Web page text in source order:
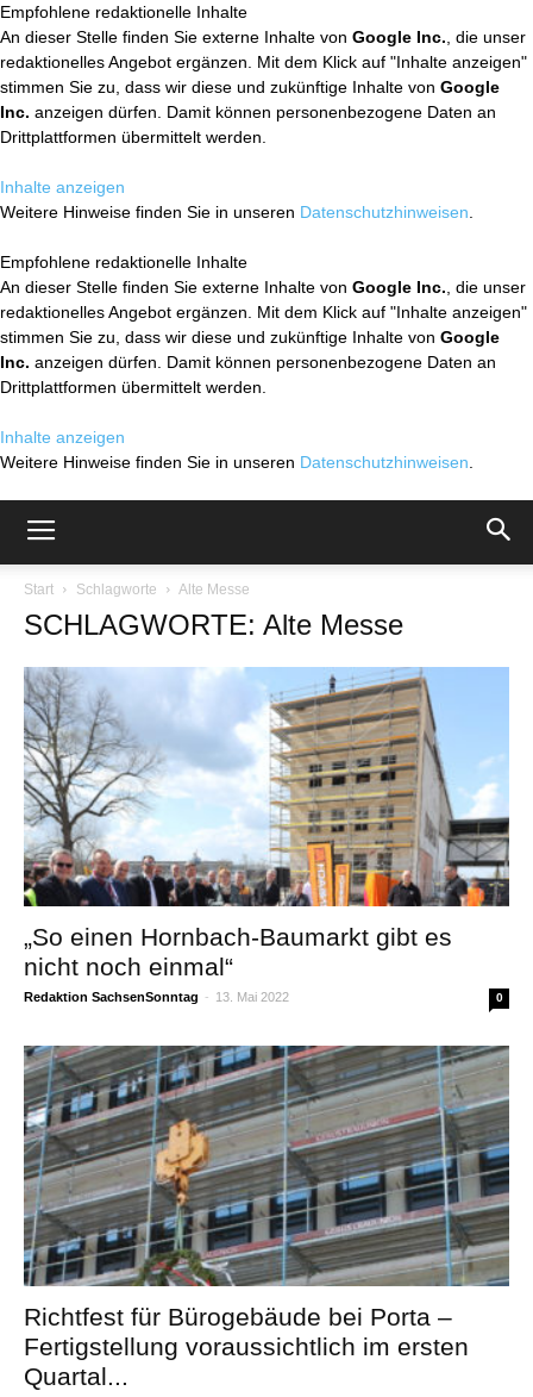
Empfohlene redaktionelle Inhalte
An dieser Stelle finden Sie externe Inhalte von Google Inc. , die unser
redaktionelles Angebot ergänzen. Mit dem Klick auf "Inhalte anzeigen"
stimmen Sie zu, dass wir diese und zukünftige Inhalte von Google
Inc. anzeigen dürfen. Damit können personenbezogene Daten an
Drittplattformen übermittelt werden.
Inhalte anzeigen
Weitere Hinweise finden Sie in unseren Datenschutzhinweisen
Empfohlene redaktionelle Inhalte
An dieser Stelle finden Sie externe Inhalte von Google Inc. , die unser
redaktionelles Angebot ergänzen. Mit dem Klick auf "Inhalte anzeigen"
stimmen Sie zu, dass wir diese und zukünftige Inhalte von Google
Inc. anzeigen dürfen. Damit können personenbezogene Daten an
Drittplattformen übermittelt werden.
Inhalte anzeigen
Weitere Hinweise finden Sie in unseren Datenschutzhinweisen
Start Schlagworte Alte Messe
SCHLAGWORTE: Alte Messe
„So einen Hornbach-Baumarkt gibt es
nicht noch einmal“
Redaktion SachsenSonntag - 13. Mai 2022 0
Richtfest für Bürogebäude bei Porta –
Fertigstellung voraussichtlich im ersten
Quartal...